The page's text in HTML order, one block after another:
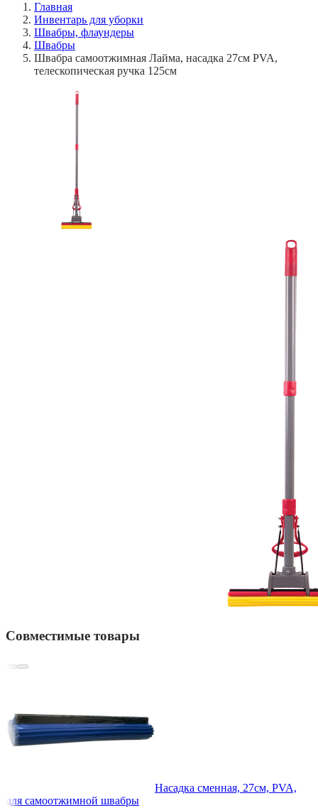
Главная
Инвентарь для уборки
Швабры, флаундеры
Швабры
Швабра самоотжимная Лайма, насадка 27см PVA,
телескопическая ручка 125см
Совместимые товары
Насадка сменная, 27см, PVA,
для самоотжимной швабры